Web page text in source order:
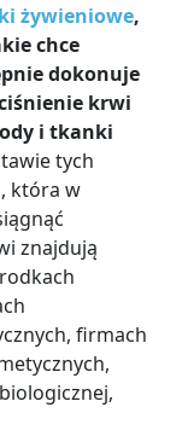
żywieniowe,
chce
dokonuje
krwi
i tkanki
tych
która w
znajdują
firmach